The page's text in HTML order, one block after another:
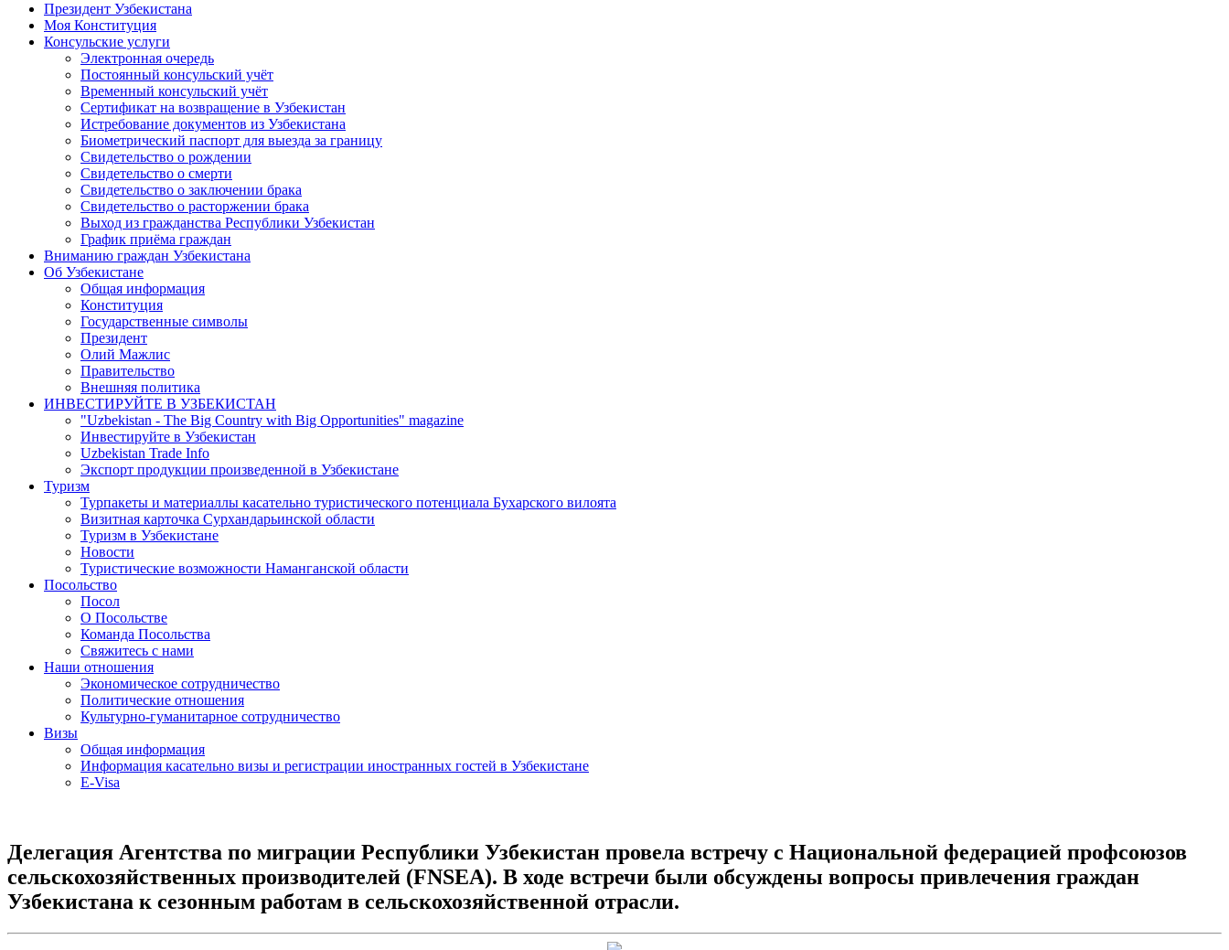
Президент Узбекистана
Моя Конституция
Консульские услуги
Электронная очередь
Постоянный консульский учёт
Временный консульский учёт
Сертификат на возвращение в Узбекистан
Истребование документов из Узбекистана
Биометрический паспорт для выезда за границу
Свидетельство о рождении
Свидетельство о смерти
Свидетельство о заключении брака
Свидетельство о расторжении брака
Выход из гражданства Республики Узбекистан
График приёма граждан
Вниманию граждан Узбекистана
Об Узбекистане
Общая информация
Конституция
Государственные символы
Президент
Олий Мажлис
Правительство
Внешняя политика
ИНВЕСТИРУЙТЕ В УЗБЕКИСТАН
"Uzbekistan - The Big Country with Big Opportunities" magazine
Инвестируйте в Узбекистан
Uzbekistan Trade Info
Экспорт продукции произведенной в Узбекистане
Туризм
Турпакеты и материаллы касательно туристического потенциала Бухарского вилоята
Визитная карточка Сурхандарьинской области
Туризм в Узбекистане
Новости
Туристические возможности Наманганской области
Посольство
Посол
О Посольстве
Команда Посольства
Свяжитесь с нами
Наши отношения
Экономическое сотрудничество
Политические отношения
Культурно-гуманитарное сотрудничество
Визы
Общая информация
Информация касательно визы и регистрации иностранных гостей в Узбекистане
E-Visa
Делегация Агентства по миграции Республики Узбекистан провела встречу с Национальной федерацией профсоюзов
сельскохозяйственных производителей (FNSEA). В ходе встречи были обсуждены вопросы привлечения граждан
Узбекистана к сезонным работам в сельскохозяйственной отрасли.